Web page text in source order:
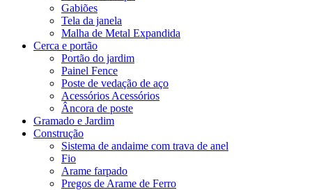
Gabiões
Tela da janela
Malha de Metal Expandida
Cerca e portão
Portão do jardim
Painel Fence
Poste de vedação de aço
Acessórios Acessórios
Âncora de poste
Gramado e Jardim
Construção
Sistema de andaime com trava de anel
Fio
Arame farpado
Pregos de Arame de Ferro